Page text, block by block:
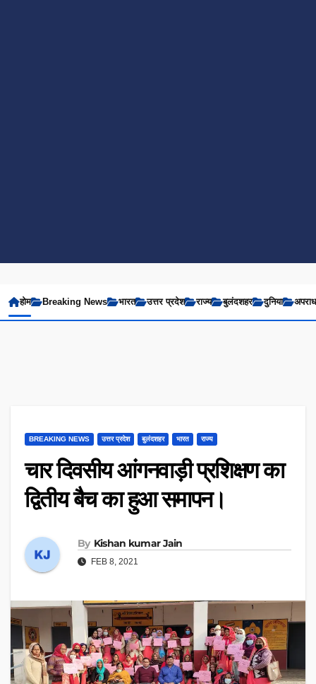
होम Breaking News भारत उत्तर प्रदेश राज्य बुलंदशहर दुनिया अपराध
BREAKING NEWS उत्तर प्रदेश बुलंदशहर भारत राज्य
चार दिवसीय आंगनवाड़ी प्रशिक्षण का
द्वितीय बैच का हुआ समापन।
By Kishan kumar Jain
FEB 8, 2021